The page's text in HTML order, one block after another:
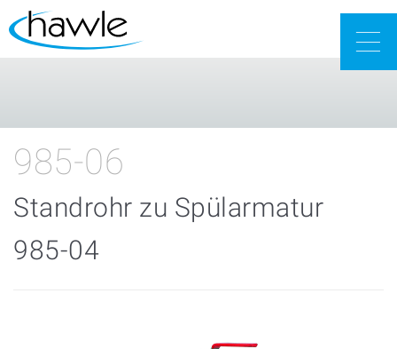
985-06
Standrohr zu Spülarmatur
985-04